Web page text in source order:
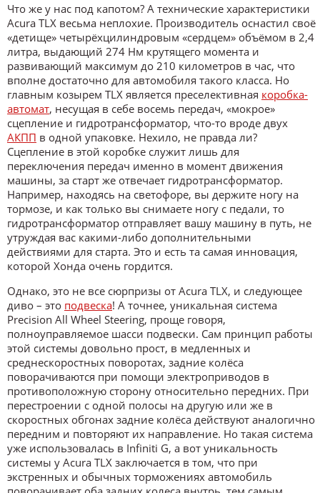
Что же у нас под капотом? А технические характеристики
Acura TLX весьма неплохие. Производитель оснастил своё
«детище» четырёхцилиндровым «сердцем» объёмом в 2,4
литра, выдающий 274 Нм крутящего момента и
развивающий максимум до 210 километров в час, что
вполне достаточно для автомобиля такого класса. Но
главным козырем TLX является преселективная коробка-
автомат, несущая в себе восемь передач, «мокрое»
сцепление и гидротрансформатор, что-то вроде двух
АКПП в одной упаковке. Нехило, не правда ли?
Сцепление в этой коробке служит лишь для
переключения передач именно в момент движения
машины, за старт же отвечает гидротрансформатор.
Например, находясь на светофоре, вы держите ногу на
тормозе, и как только вы снимаете ногу с педали, то
гидротрансформатор отправляет вашу машину в путь, не
утруждая вас какими-либо дополнительными
действиями для старта. Это и есть та самая инновация,
которой Хонда очень гордится.
Однако, это не все сюрпризы от Acura TLX, и следующее
диво – это подвеска! А точнее, уникальная система
Precision All Wheel Steering, проще говоря,
полноуправляемое шасси подвески. Сам принцип работы
этой системы довольно прост, в медленных и
среднескоростных поворотах, задние колёса
поворачиваются при помощи электроприводов в
противоположную сторону относительно передних. При
перестроении с одной полосы на другую или же в
скоростных обгонах задние колёса действуют аналогично
передним и повторяют их направление. Но такая система
уже использовалась в Infiniti G, а вот уникальность
системы у Acura TLX заключается в том, что при
экстренных и обычных торможениях автомобиль